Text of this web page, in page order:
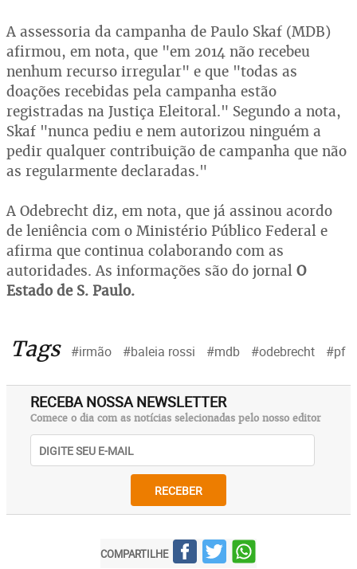
A assessoria da campanha de Paulo Skaf (MDB)
afirmou, em nota, que "em 2014 não recebeu
nenhum recurso irregular" e que "todas as
doações recebidas pela campanha estão
registradas na Justiça Eleitoral." Segundo a nota,
Skaf "nunca pediu e nem autorizou ninguém a
pedir qualquer contribuição de campanha que não
as regularmente declaradas."
A Odebrecht diz, em nota, que já assinou acordo
de leniência com o Ministério Público Federal e
afirma que continua colaborando com as
autoridades. As informações são do jornal O
Estado de S. Paulo.
Tags #irmão #baleia rossi #mdb #odebrecht #pf
RECEBA NOSSA NEWSLETTER
Comece o dia com as notícias selecionadas pelo nosso editor
RECEBER
COMPARTILHE